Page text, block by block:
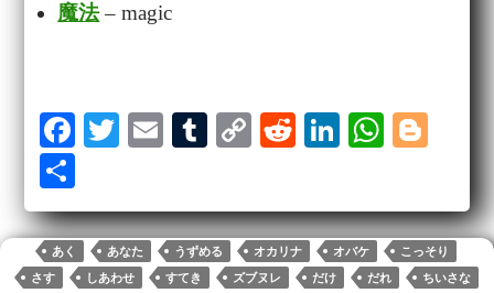
魔法– magic
Fa
bo
ok
T
tte
r
E
ail
T
m
bl
r
C
y
Li
nk
R
di
t
Li
ed
In
W
ts
A
pp
ge
r
ha
re
あく あなた うずめる オカリナ オバケ
こっそり
さす
しあわせ すてき ズブヌレ だけ だれ
ちいさな